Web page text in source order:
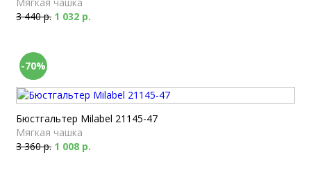
3 440 р. 1 032 р.
-70%
Бюстгальтер Milabel 21145-47
Мягкая чашка
3 360 р. 1 008 р.